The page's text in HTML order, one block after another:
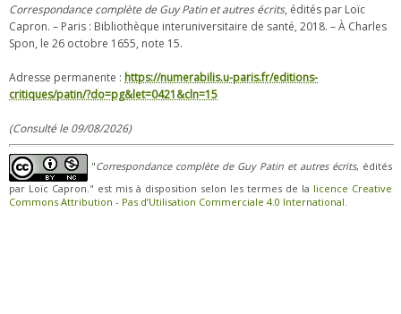
Correspondance complète de Guy Patin et autres écrits, édités par Loïc
Capron. – Paris : Bibliothèque interuniversitaire de santé, 2018. – À Charles
Spon, le 26 octobre 1655, note 15.
Adresse permanente : https://numerabilis.u-paris.fr/editions-
critiques/patin/?do=pg&let=0421&cln=15
(Consulté le 09/08/2026)
"Correspondance complète de Guy Patin et autres écrits, édités
par Loïc Capron." est mis à disposition selon les termes de la licence Creative
Commons Attribution - Pas d’Utilisation Commerciale 4.0 International.